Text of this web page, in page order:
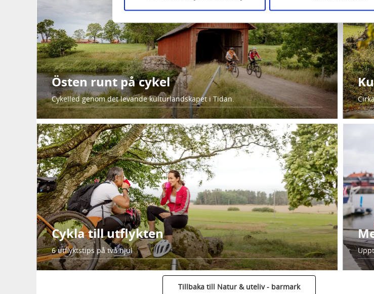
Östen runt på cykel
Cykelled genom det levande kulturlandskapet i Tidan.
Cykla till utflykten
6 utflyktstips på två hjul
Tillbaka till Natur & uteliv - barmark